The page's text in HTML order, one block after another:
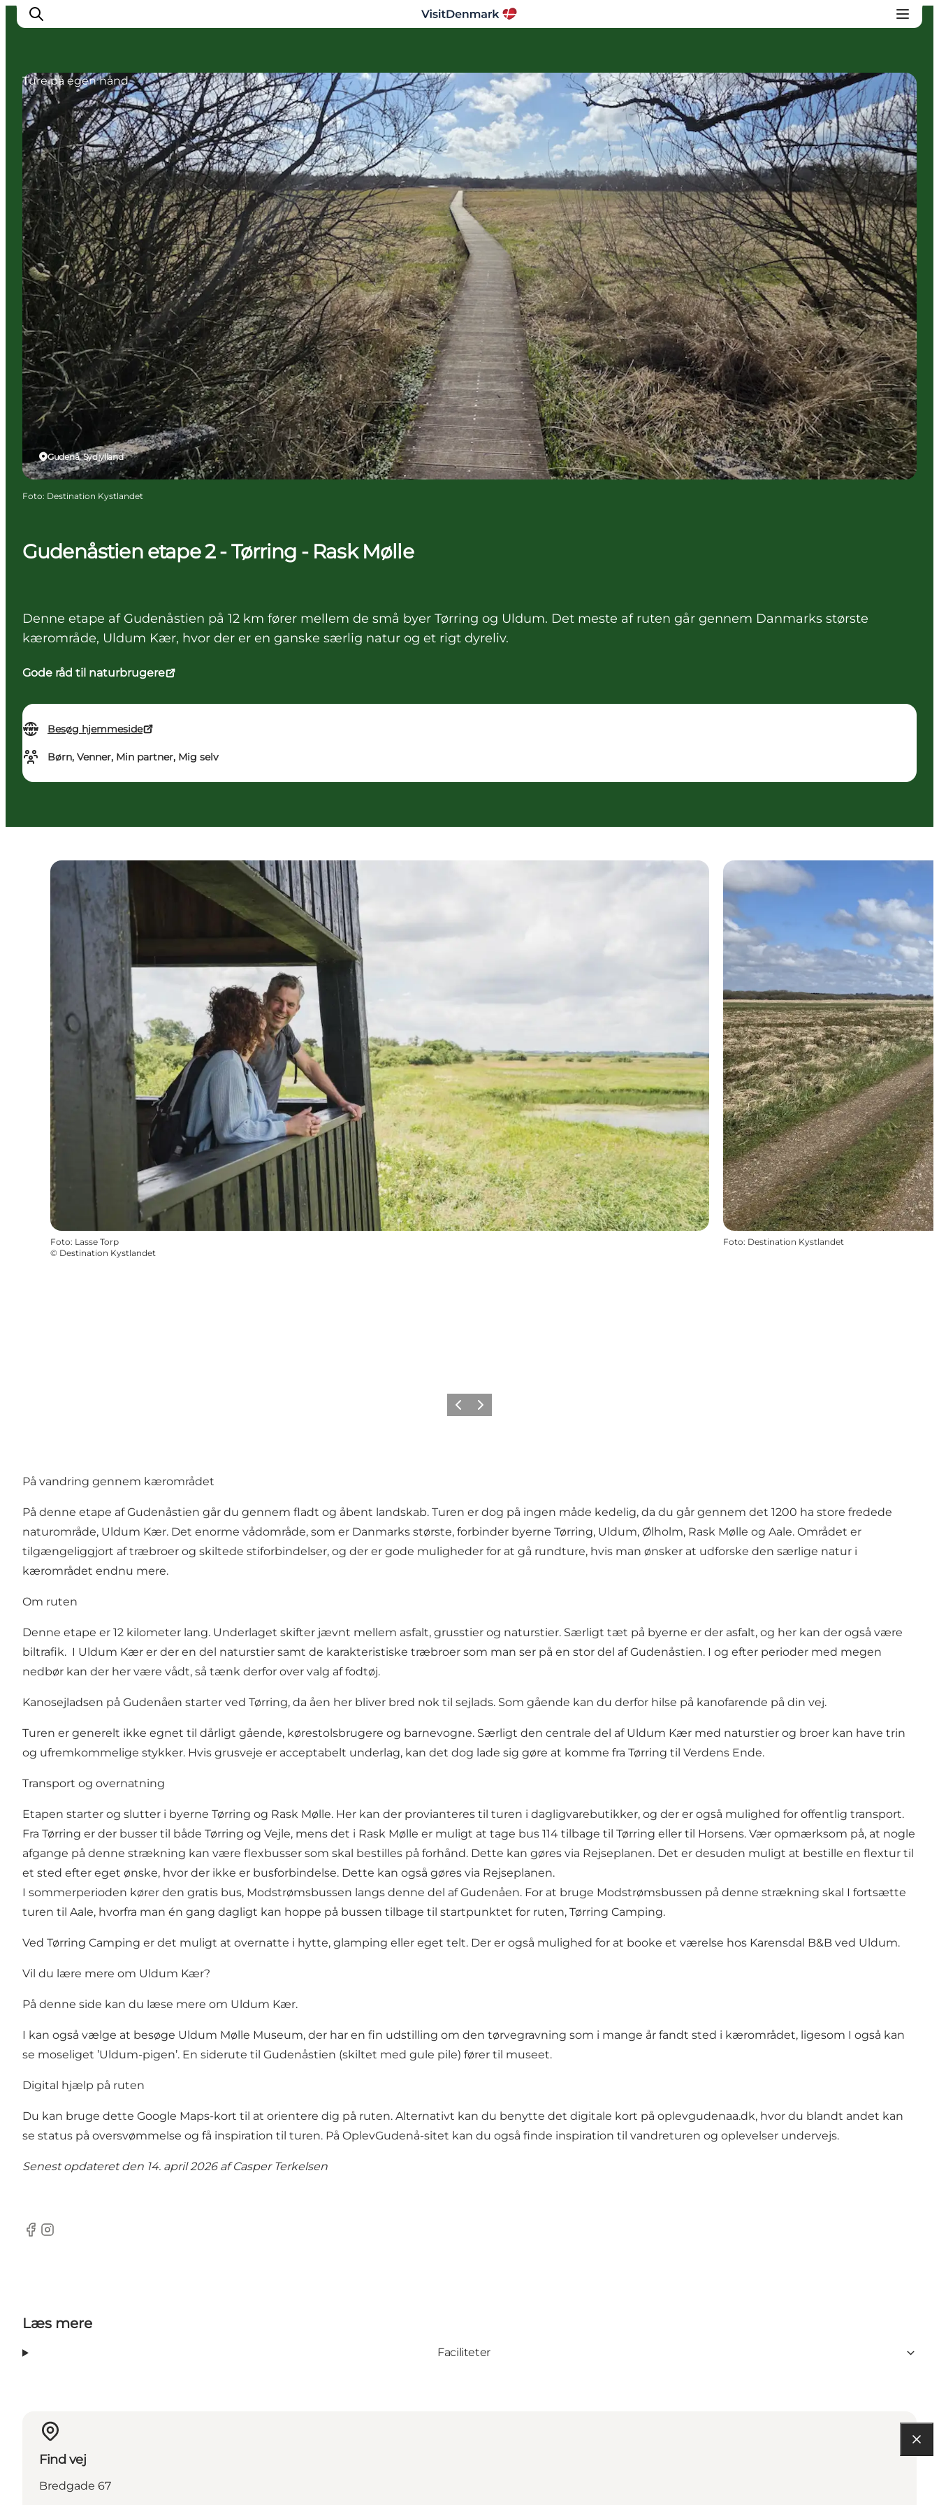
Inspiration
Destinationer
Oplevelser
Overnatning
Planlæg ferien
Gudenåstien etape 2 - Tørring - Rask Mølle
Denne etape af Gudenåstien på 12 km fører mellem de små byer Tørring og Uldum. Det meste af ruten går gennem Danmarks største
kærområde, Uldum Kær, hvor der er en ganske særlig natur og et rigt dyreliv.
Gode råd til naturbrugere
Besøg hjemmeside
Børn, Venner, Min partner, Mig selv
Gudenå, Sydjylland
Ture på egen hånd
Foto: Destination Kystlandet
Foto: Lasse Torp
© Destination Kystlandet
Foto: Destination Kystlandet
ForrigeNæste
På vandring gennem kærområdet
På denne etape af Gudenåstien går du gennem fladt og åbent landskab. Turen er dog på ingen måde kedelig, da du går gennem det 1200 ha store fredede
naturområde, Uldum Kær. Det enorme vådområde, som er Danmarks største, forbinder byerne Tørring, Uldum, Ølholm, Rask Mølle og Aale. Området er
tilgængeliggjort af træbroer og skiltede stiforbindelser, og der er gode muligheder for at gå rundture, hvis man ønsker at udforske den særlige natur i
kærområdet endnu mere.
Om ruten
Denne etape er 12 kilometer lang. Underlaget skifter jævnt mellem asfalt, grusstier og naturstier. Særligt tæt på byerne er der asfalt, og her kan der også være
biltrafik. I Uldum Kær er der en del naturstier samt de karakteristiske træbroer som man ser på en stor del af Gudenåstien. I og efter perioder med megen
nedbør kan der her være vådt, så tænk derfor over valg af fodtøj.
Kanosejladsen på Gudenåen starter ved Tørring, da åen her bliver bred nok til sejlads. Som gående kan du derfor hilse på kanofarende på din vej.
Turen er generelt ikke egnet til dårligt gående, kørestolsbrugere og barnevogne. Særligt den centrale del af Uldum Kær med naturstier og broer kan have trin
og ufremkommelige stykker. Hvis grusveje er acceptabelt underlag, kan det dog lade sig gøre at komme fra Tørring til Verdens Ende.
Transport og overnatning
Etapen starter og slutter i byerne Tørring og Rask Mølle. Her kan der provianteres til turen i dagligvarebutikker, og der er også mulighed for offentlig transport.
Fra Tørring er der busser til både Tørring og Vejle, mens det i Rask Mølle er muligt at tage bus 114 tilbage til Tørring eller til Horsens. Vær opmærksom på, at nogle
afgange på denne strækning kan være flexbusser som skal bestilles på forhånd. Dette kan gøres via Rejseplanen. Det er desuden muligt at bestille en flextur til
et sted efter eget ønske, hvor der ikke er busforbindelse. Dette kan også gøres via Rejseplanen.
I sommerperioden kører den gratis bus, Modstrømsbussen langs denne del af Gudenåen. For at bruge Modstrømsbussen på denne strækning skal I fortsætte
turen til Aale, hvorfra man én gang dagligt kan hoppe på bussen tilbage til startpunktet for ruten, Tørring Camping.
Ved Tørring Camping er det muligt at overnatte i hytte, glamping eller eget telt. Der er også mulighed for at booke et værelse hos Karensdal B&B ved Uldum.
Vil du lære mere om Uldum Kær?
På denne side kan du læse mere om Uldum Kær.
I kan også vælge at besøge Uldum Mølle Museum, der har en fin udstilling om den tørvegravning som i mange år fandt sted i kærområdet, ligesom I også kan
se moseliget ’Uldum-pigen’. En siderute til Gudenåstien (skiltet med gule pile) fører til museet.
Digital hjælp på ruten
Du kan bruge dette Google Maps-kort til at orientere dig på ruten. Alternativt kan du benytte det digitale kort på oplevgudenaa.dk, hvor du blandt andet kan
se status på oversvømmelse og få inspiration til turen. På OplevGudenå-sitet kan du også finde inspiration til vandreturen og oplevelser undervejs.
Senest opdateret den 14. april 2026 afCasper Terkelsen
Facebook
Instagram
Læs mere
Faciliteter
Find vej
Bredgade 67